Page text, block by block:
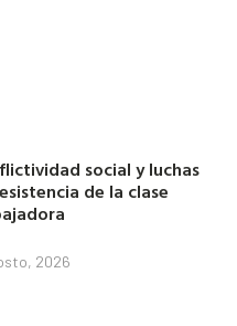
social y luchas
de la clase
2026